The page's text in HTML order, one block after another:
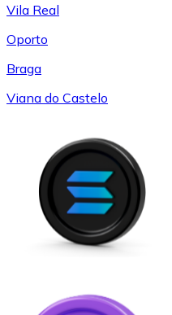
Vila Real
Oporto
Braga
Viana do Castelo